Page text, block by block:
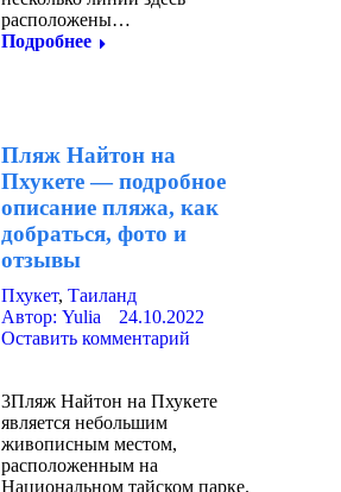
расположены…
Подробнее
Пляж Найтон на
Пхукете — подробное
описание пляжа, как
добраться, фото и
отзывы
Пхукет, Таиланд
Автор: Yulia
24.10.2022
Оставить комментарий
3Пляж Найтон на Пхукете
является небольшим
живописным местом,
расположенным на
Национальном тайском парке.